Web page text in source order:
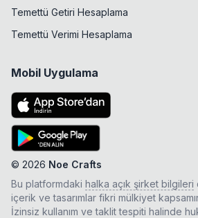
Temettü Getiri Hesaplama
Temettü Verimi Hesaplama
Mobil Uygulama
© 2026 Noe Crafts
Bu platformdaki halka açık şirket bilgileri
içerik ve tasarımlar fikri mülkiyet
İzinsiz kullanım ve taklit tespiti halinde